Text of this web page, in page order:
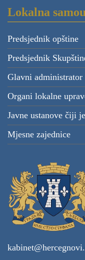
Lokalna
Predsjednik opštine
Predsjednik
Glavni administrator
Organi lokalne
Javne ustanove čiji
Mjesne zajednice